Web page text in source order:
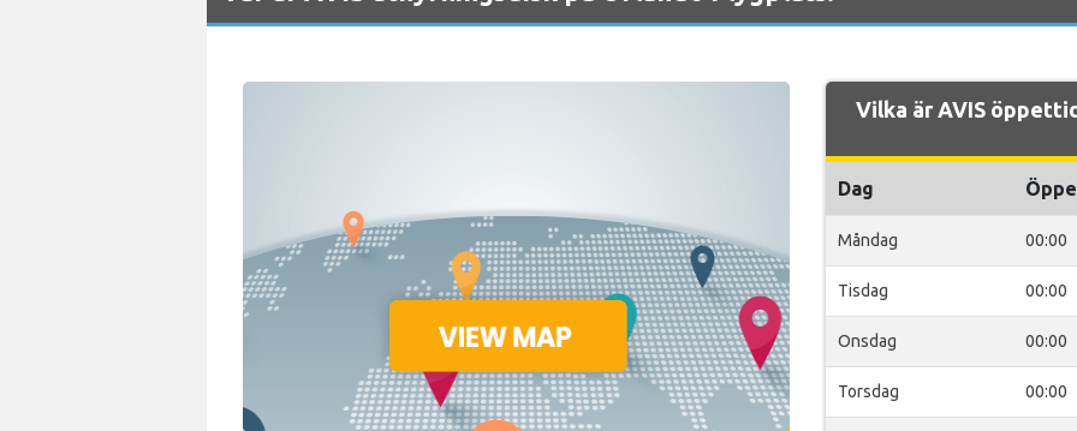
Vilka är AVIS
Dag
Måndag 00:00
Tisdag 00:00
Onsdag 00:00
Torsdag 00:00